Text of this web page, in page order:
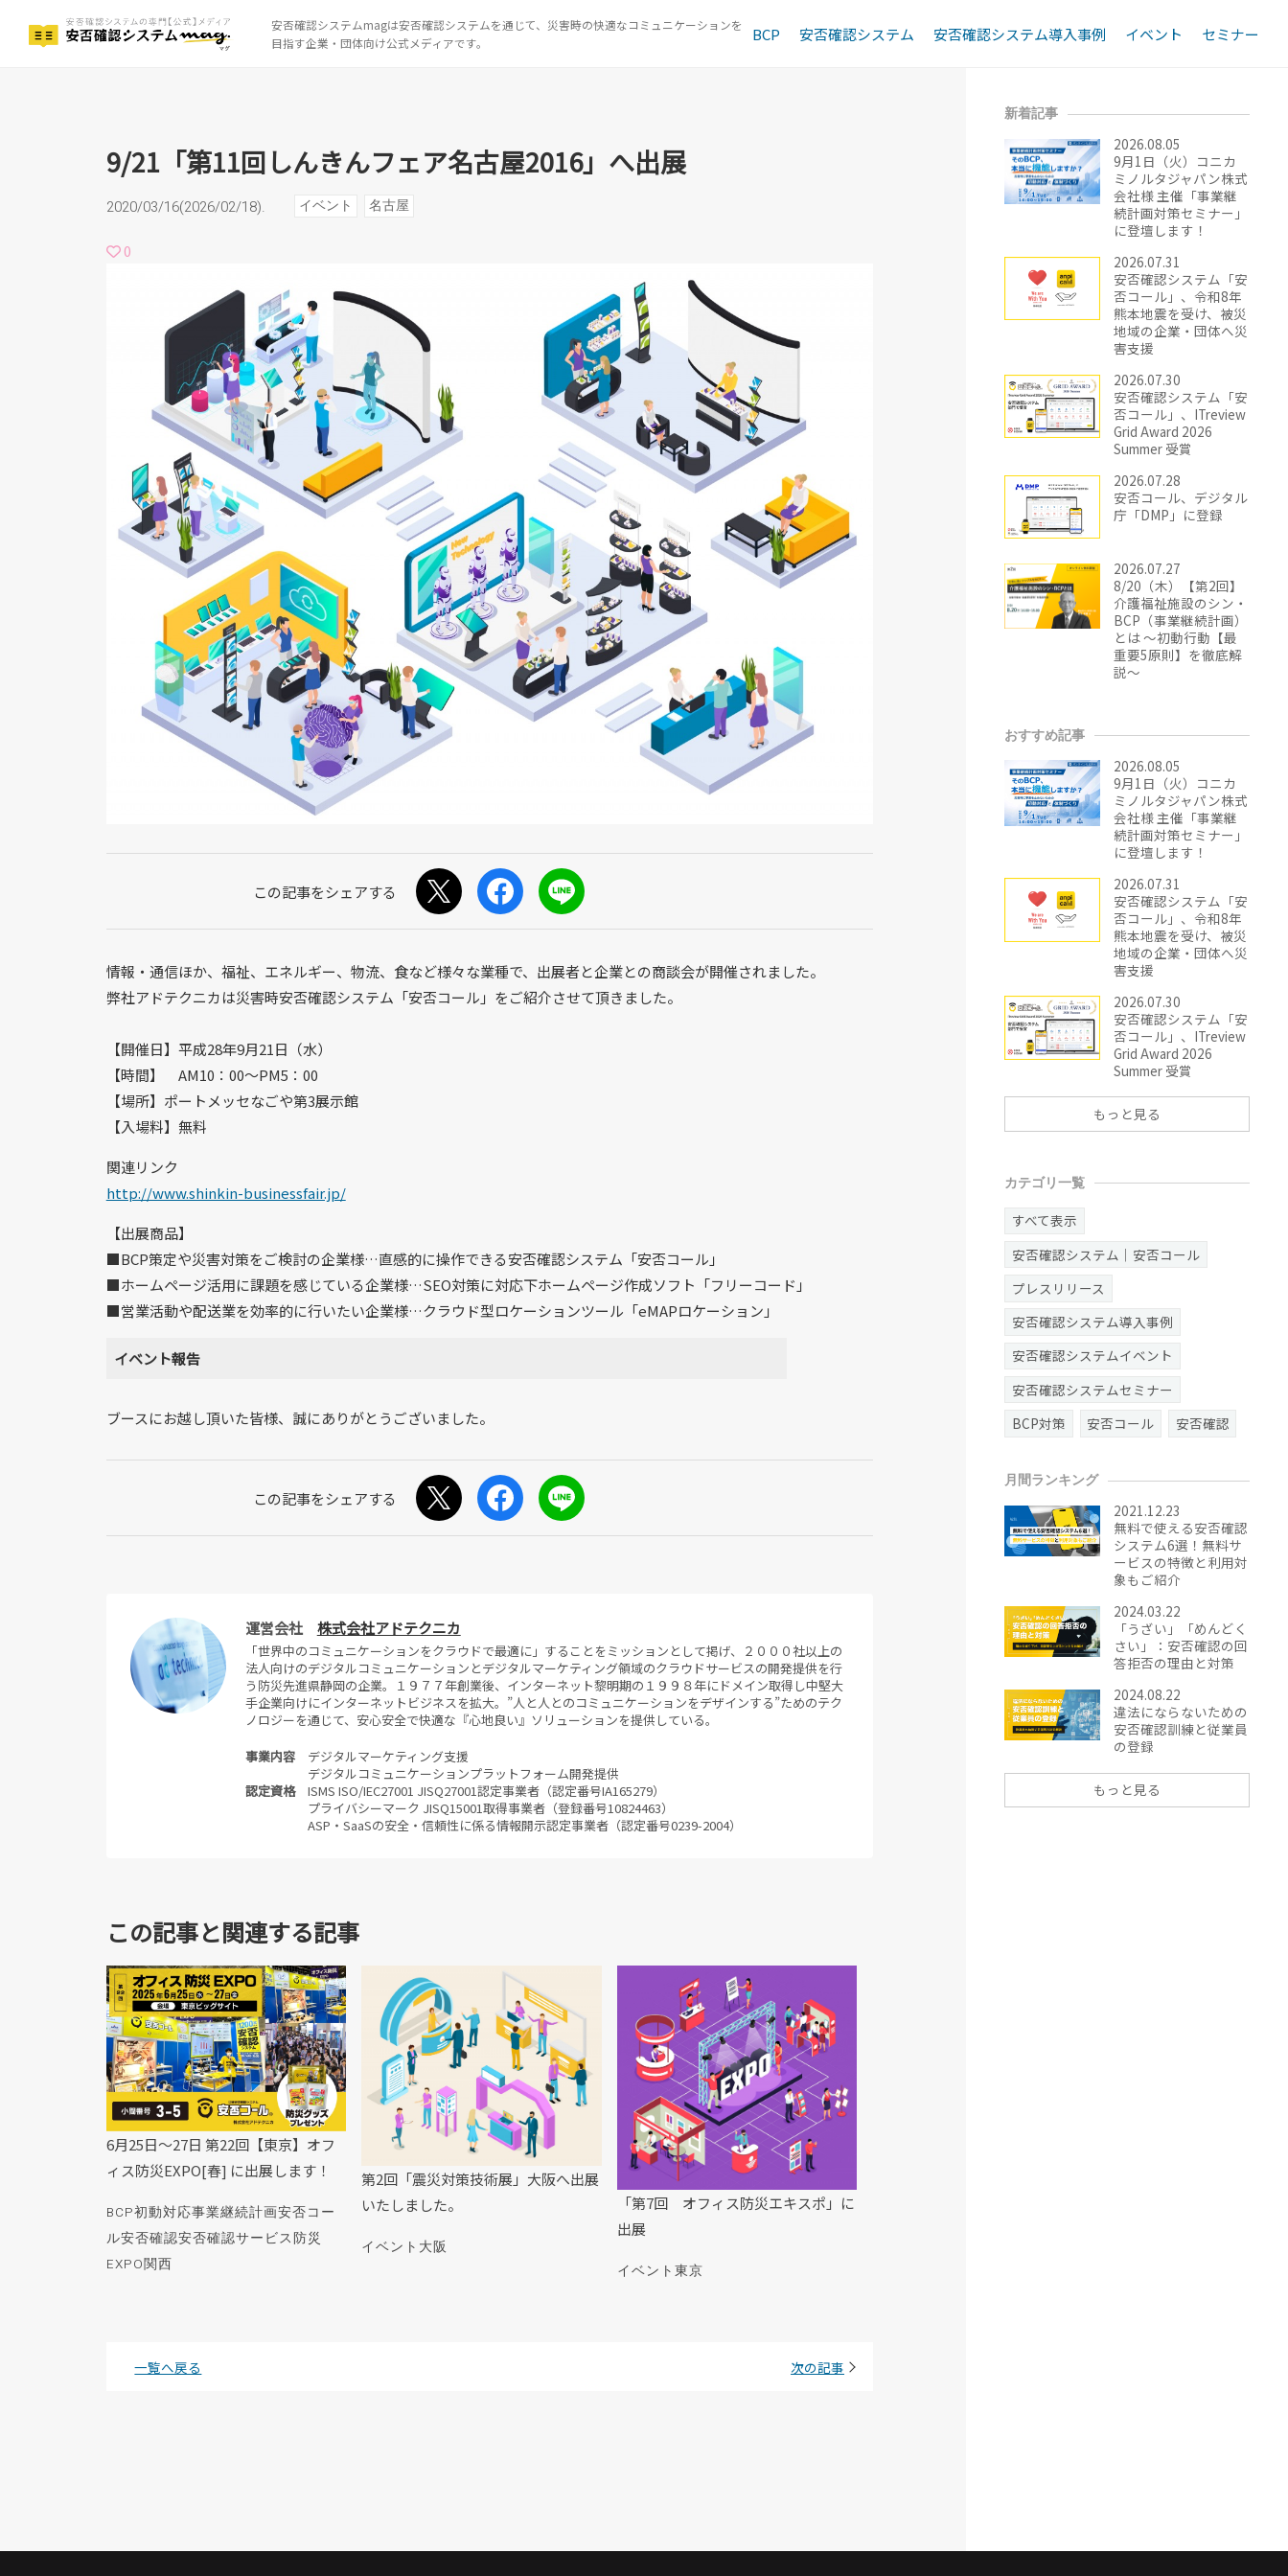
安否確認システムmagは安否確認システムを通じて、災害時の快適なコミュニケーションを
目指す企業・団体向け公式メディアです。
BCP 安否確認システム 安否確認システム導入事例 イベント セミナー
9/21「第11回しんきんフェア名古屋2016」へ出展
2020/03/16(2026/02/18). イベント 名古屋
0
情報・通信ほか、福祉、エネルギー、物流、食など様々な業種で、出展者と企業との商談会が開催されました。
弊社アドテクニカは災害時安否確認システム「安否コール」をご紹介させて頂きました。
【開催日】平成28年9月21日（水）
【時間】 AM10：00～PM5：00
【場所】ポートメッセなごや第3展示館
【入場料】無料
関連リンク
http://www.shinkin-businessfair.jp/
【出展商品】
■BCP策定や災害対策をご検討の企業様…直感的に操作できる安否確認システム「安否コール」
■ホームページ活用に課題を感じている企業様…SEO対策に対応下ホームページ作成ソフト「フリーコード」
■営業活動や配送業を効率的に行いたい企業様…クラウド型ロケーションツール「eMAPロケーション」
イベント報告
ブースにお越し頂いた皆様、誠にありがとうございました。
運営会社 株式会社アドテクニカ
「世界中のコミュニケーションをクラウドで最適に」することをミッションとして掲げ、２０００社以上の
法人向けのデジタルコミュニケーションとデジタルマーケティング領域のクラウドサービスの開発提供を行
う防災先進県静岡の企業。１９７７年創業後、インターネット黎明期の１９９８年にドメイン取得し中堅大
手企業向けにインターネットビジネスを拡大。”人と人とのコミュニケーションをデザインする”ためのテク
ノロジーを通じて、安心安全で快適な『心地良い』ソリューションを提供している。
事業内容
デジタルマーケティング支援
デジタルコミュニケーションプラットフォーム開発提供
認定資格
ISMS ISO/IEC27001 JISQ27001認定事業者（認定番号IA165279）
プライバシーマーク JISQ15001取得事業者（登録番号10824463）
ASP・SaaSの安全・信頼性に係る情報開示認定事業者（認定番号0239-2004）
この記事と関連する記事
6月25日～27日 第22回【東京】オフ
ィス防災EXPO[春] に出展します！
BCP初動対応事業継続計画安否コー
ル安否確認安否確認サービス防災
EXPO関西
第2回「震災対策技術展」大阪へ出展
いたしました。
イベント 大阪
「第7回 オフィス防災エキスポ」に
出展
イベント 東京
一覧へ戻る 次の記事
新着記事
2026.08.05
9月1日（火）コニカ
ミノルタジャパン株式
会社様 主催「事業継
続計画対策セミナー」
に登壇します！
2026.07.31
安否確認システム「安
否コール」、令和8年
熊本地震を受け、被災
地域の企業・団体へ災
害支援
2026.07.30
安否確認システム「安
否コール」、ITreview
Grid Award 2026
Summer 受賞
2026.07.28
安否コール、デジタル
庁「DMP」に登録
2026.07.27
8/20（木）【第2回】
介護福祉施設のシン・
BCP（事業継続計画）
とは ～初動行動【最
重要5原則】を徹底解
説～
おすすめ記事
2026.08.05
9月1日（火）コニカ
ミノルタジャパン株式
会社様 主催「事業継
続計画対策セミナー」
に登壇します！
2026.07.31
安否確認システム「安
否コール」、令和8年
熊本地震を受け、被災
地域の企業・団体へ災
害支援
2026.07.30
安否確認システム「安
否コール」、ITreview
Grid Award 2026
Summer 受賞
もっと見る
カテゴリ一覧
すべて表示
安否確認システム｜安否コール
プレスリリース
安否確認システム導入事例
安否確認システムイベント
安否確認システムセミナー
BCP対策
安否コール 安否確認
月間ランキング
2021.12.23
無料で使える安否確認
システム6選！無料サ
ービスの特徴と利用対
象もご紹介
2024.03.22
「うざい」「めんどく
さい」：安否確認の回
答拒否の理由と対策
2024.08.22
違法にならないための
安否確認訓練と従業員
の登録
もっと見る